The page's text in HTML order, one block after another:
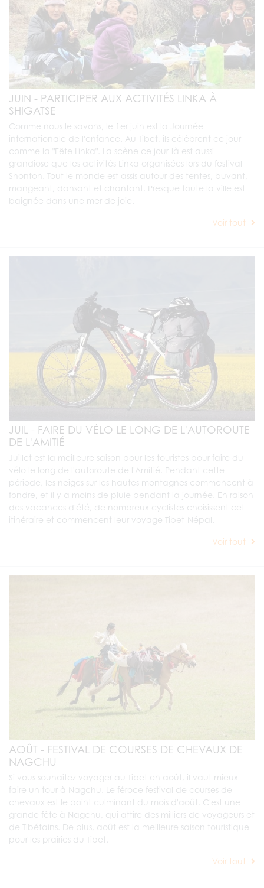
JUIN - PARTICIPER AUX ACTIVITÉS LINKA À
SHIGATSE
Comme nous le savons, le 1er juin est la Journée
internationale de l'enfance. Au Tibet, ils célèbrent ce jour
comme la "Fête Linka". La scène ce jour-là est aussi
grandiose que les activités Linka organisées lors du festival
Shonton. Tout le monde est assis autour des tentes, buvant,
mangeant, dansant et chantant. Presque toute la ville est
baignée dans une mer de joie.
Voir tout
JUIL - FAIRE DU VÉLO LE LONG DE L'AUTOROUTE
DE L'AMITIÉ
Juillet est la meilleure saison pour les touristes pour faire du
vélo le long de l'autoroute de l'Amitié. Pendant cette
période, les neiges sur les hautes montagnes commencent à
fondre, et il y a moins de pluie pendant la journée. En raison
des vacances d'été, de nombreux cyclistes choisissent cet
itinéraire et commencent leur voyage Tibet-Népal.
Voir tout
AOÛT - FESTIVAL DE COURSES DE CHEVAUX DE
NAGCHU
Si vous souhaitez voyager au Tibet en août, il vaut mieux
faire un tour à Nagchu. Le féroce festival de courses de
chevaux est le point culminant du mois d'août. C'est une
grande fête à Nagchu, qui attire des milliers de voyageurs et
de Tibétains. De plus, août est la meilleure saison touristique
pour les prairies du Tibet.
Voir tout